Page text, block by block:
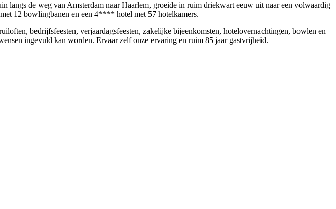
langs de weg van Amsterdam naar Haarlem, groeide in ruim driekwart eeuw uit naar een volwaardig
12 bowlingbanen en een 4**** hotel met 57 hotelkamers.
bedrijfsfeesten, verjaardagsfeesten, zakelijke bijeenkomsten, hotelovernachtingen, bowlen en
ingevuld kan worden. Ervaar zelf onze ervaring en ruim 85 jaar gastvrijheid.